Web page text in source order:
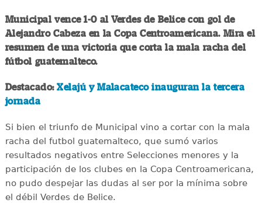
Municipal vence 1-0 al Verdes de Belice con gol de
Alejandro Cabeza en la Copa Centroamericana. Mira el
resumen de una victoria que corta la mala racha del
fútbol guatemalteco.
Destacado:Xelajú y Malacateco inauguran la tercera
jornada
Si bien el triunfo de Municipal vino a cortar con la mala
racha del futbol guatemalteco, que sumó varios
resultados negativos entre Selecciones menores y la
participación de los clubes en la Copa Centroamericana,
no pudo despejar las dudas al ser por la mínima sobre
el débil Verdes de Belice.